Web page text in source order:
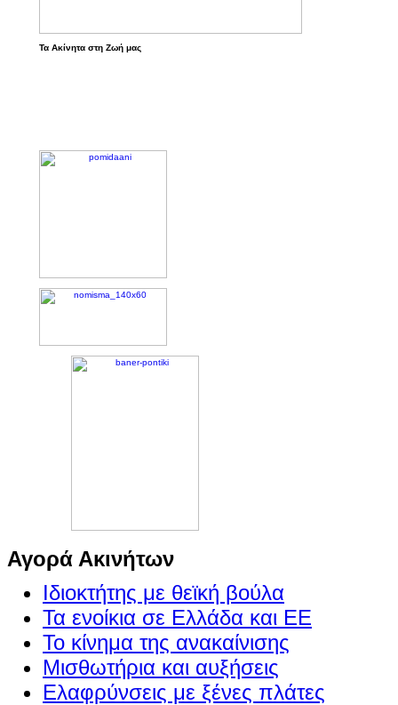
Τα Ακίνητα στη Ζωή μας
Αγορά Ακινήτων
Ιδιοκτήτης με θεϊκή βούλα
Τα ενοίκια σε Ελλάδα και ΕΕ
Το κίνημα της ανακαίνισης
Μισθωτήρια και αυξήσεις
Ελαφρύνσεις με ξένες πλάτες